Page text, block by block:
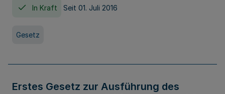
In Kraft Seit 01. Juli 2016
Gesetz
Erstes Gesetz zur Ausführung des